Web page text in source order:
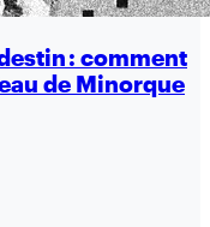
: comment
de Minorque